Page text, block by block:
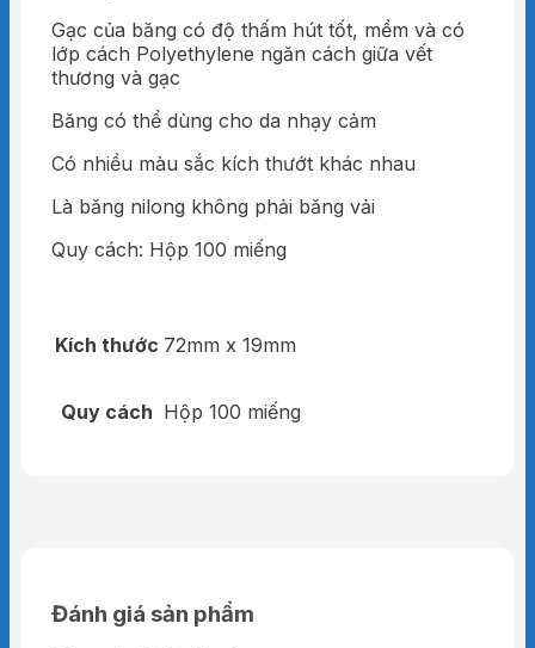
Gạc của băng có độ thấm hút tốt, mềm và có
lớp cách Polyethylene ngăn cách giữa vết
thương và gạc
Băng có thể dùng cho da nhạy cảm
Có nhiều màu sắc kích thướt khác nhau
Là băng nilong không phải băng vải
Quy cách: Hộp 100 miếng
Kích thước 72mm x 19mm
Quy cách Hộp 100 miếng
Đánh giá sản phẩm